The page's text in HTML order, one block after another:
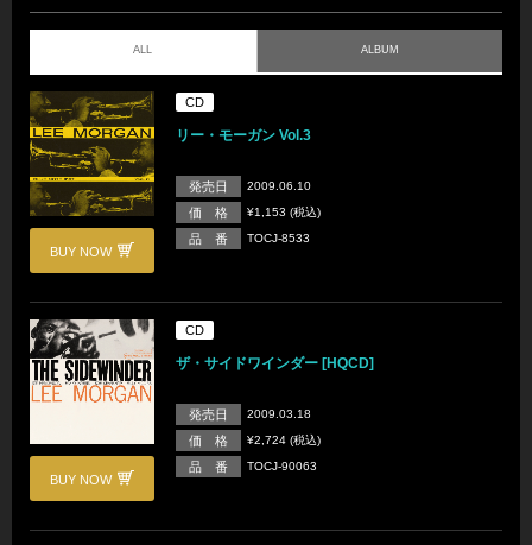
ALL ALBUM
BUY NOW
CD
リー・モーガン Vol.3
発売日 2009.06.10
価 格 ¥1,153 (税込)
品 番 TOCJ-8533
BUY NOW
CD
ザ・サイドワインダー [HQCD]
発売日 2009.03.18
価 格 ¥2,724 (税込)
品 番 TOCJ-90063